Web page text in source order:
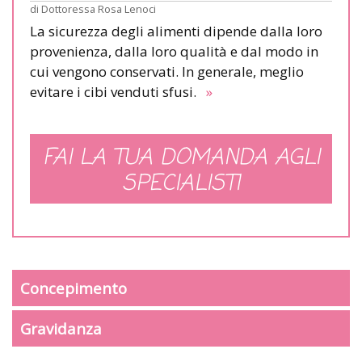
di Dottoressa Rosa Lenoci
La sicurezza degli alimenti dipende dalla loro
provenienza, dalla loro qualità e dal modo in
cui vengono conservati. In generale, meglio
evitare i cibi venduti sfusi. »
FAI LA TUA DOMANDA AGLI
SPECIALISTI
Concepimento
Gravidanza